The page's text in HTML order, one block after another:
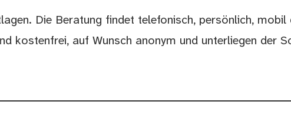
Die Beratung findet telefonisch, persönlich,
kostenfrei, auf Wunsch anonym und unterliegen der